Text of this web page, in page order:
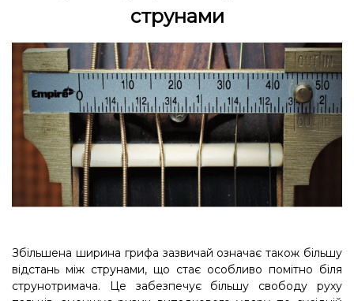
струнами
Збільшена ширина грифа зазвичай означає також більшу
відстань між струнами, що стає особливо помітно біля
струнотримача. Це забезпечує більшу свободу руху